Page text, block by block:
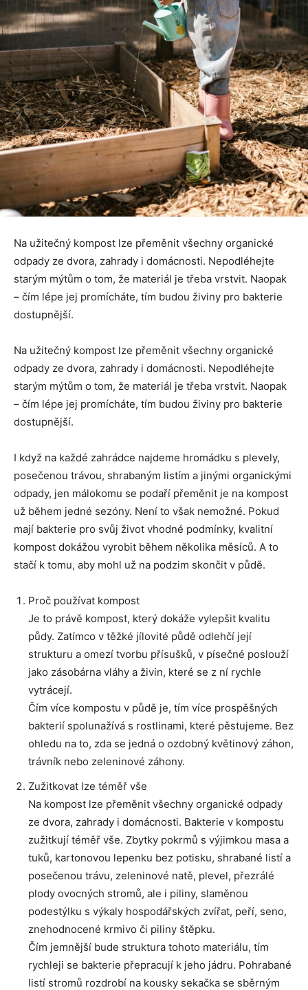
Na užitečný kompost lze přeměnit všechny organické
odpady ze dvora, zahrady i domácnosti. Nepodléhejte
starým mýtům o tom, že materiál je třeba vrstvit. Naopak
– čím lépe jej promícháte, tím budou živiny pro bakterie
dostupnější.
Na užitečný kompost lze přeměnit všechny organické
odpady ze dvora, zahrady i domácnosti. Nepodléhejte
starým mýtům o tom, že materiál je třeba vrstvit. Naopak
– čím lépe jej promícháte, tím budou živiny pro bakterie
dostupnější.
I když na každé zahrádce najdeme hromádku s plevely,
posečenou trávou, shrabaným listím a jinými organickými
odpady, jen málokomu se podaří přeměnit je na kompost
už během jedné sezóny. Není to však nemožné. Pokud
mají bakterie pro svůj život vhodné podmínky, kvalitní
kompost dokážou vyrobit během několika měsíců. A to
stačí k tomu, aby mohl už na podzim skončit v půdě.
Proč používat kompost
Je to právě kompost, který dokáže vylepšit kvalitu
půdy. Zatímco v těžké jílovité půdě odlehčí její
strukturu a omezí tvorbu přísušků, v písečné poslouží
jako zásobárna vláhy a živin, které se z ní rychle
vytrácejí.
Čím více kompostu v půdě je, tím více prospěšných
bakterií spolunažívá s rostlinami, které pěstujeme. Bez
ohledu na to, zda se jedná o ozdobný květinový záhon,
trávník nebo zeleninové záhony.
Zužitkovat lze téměř vše
Na kompost lze přeměnit všechny organické odpady
ze dvora, zahrady i domácnosti. Bakterie v kompostu
zužitkují téměř vše. Zbytky pokrmů s výjimkou masa a
tuků, kartonovou lepenku bez potisku, shrabané listí a
posečenou trávu, zeleninové natě, plevel, přezrálé
plody ovocných stromů, ale i piliny, slaměnou
podestýlku s výkaly hospodářských zvířat, peří, seno,
znehodnocené krmivo či piliny štěpku.
Čím jemnější bude struktura tohoto materiálu, tím
rychleji se bakterie přepracují k jeho jádru. Pohrabané
listí stromů rozdrobí na kousky sekačka se sběrným